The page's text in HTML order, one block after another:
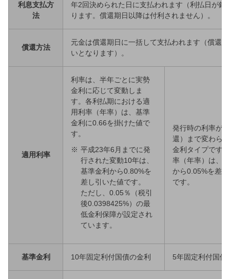
利息支払方
法
年2回決められた日に支払われます（利払日が
ります。償還期日以降は付利されません）。
償還方法
元金は償還期日に一括して支払われます（償還
いとなります）。
適用利率
利率は、半年ごとに実勢
金利に応じて変動しま
す。各利払期における適
用利率（年率）は、基準
金利に0.66を掛けた値で
す。
※ 平成23年6月までに発
行された変動10年は、
基準金利から0.80%を
差し引いた値です。
ただし、0.05％（税引
後0.0398425%）の最
低金利保障が設定され
ています。
発行時の利率が
還）まで変わら
金利タイプです
率（年率）は、
から0.05%を差
です。
基準金利 10年固定利付国債の金利 5年固定利付国債